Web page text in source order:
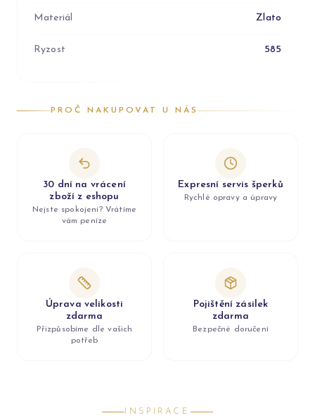
Materiál Zlato
Ryzost 585
PROČ NAKUPOVAT U NÁS
30 dní na vrácení
zboží z eshopu
Nejste spokojeni? Vrátíme
vám peníze
Expresní servis šperků
Rychlé opravy a úpravy
Úprava velikosti
zdarma
Přizpůsobíme dle vašich
potřeb
Pojištění zásilek
zdarma
Bezpečné doručení
INSPIRACE